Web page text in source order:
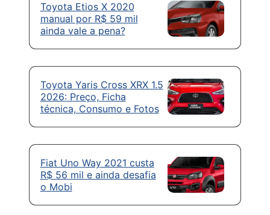
Toyota Etios X 2020
manual por R$ 59 mil
ainda vale a pena?
Toyota Yaris Cross XRX 1.5
2026: Preço, Ficha
técnica, Consumo e Fotos
Fiat Uno Way 2021 custa
R$ 56 mil e ainda desafia
o Mobi